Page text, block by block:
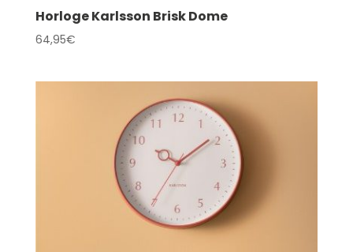
Horloge Karlsson Brisk Dome
64,95€